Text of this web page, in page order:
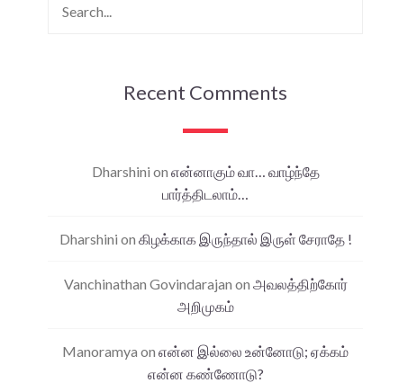
Recent Comments
Dharshini on என்னாகும் வா… வாழ்ந்தே
பார்த்திடலாம்…
Dharshini on கிழக்காக இருந்தால் இருள் சேராதே !
Vanchinathan Govindarajan on அவலத்திற்கோர்
அறிமுகம்
Manoramya on என்ன இல்லை உன்னோடு; ஏக்கம்
என்ன கண்ணோடு?